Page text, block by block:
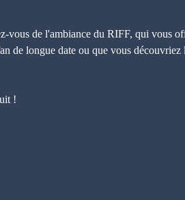
vous de l'ambiance du RIFF, qui vous
de longue date ou que vous
!